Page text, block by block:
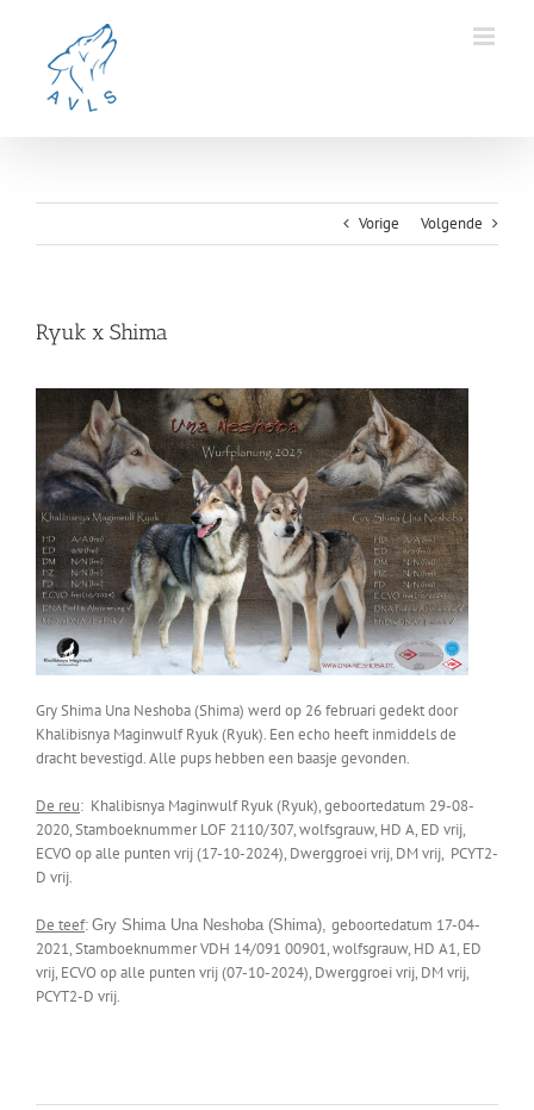
Vorige Volgende
Ryuk x Shima
Gry Shima Una Neshoba (Shima) werd op 26 februari gedekt door
Khalibisnya Maginwulf Ryuk (Ryuk). Een echo heeft inmiddels de
dracht bevestigd. Alle pups hebben een baasje gevonden.
De reu: Khalibisnya Maginwulf Ryuk (Ryuk),geboortedatum 29-08-
2020, Stamboeknummer LOF 2110/307, wolfsgrauw,HD A,ED vrij,
ECVO op alle punten vrij (17-10-2024), Dwerggroei vrij, DM vrij, PCYT2-
D vrij.
De teef: Gry Shima Una Neshoba (Shima), geboortedatum 17-04-
2021,StamboeknummerVDH 14/091 00901,wolfsgrauw,HD A1,ED
vrij,ECVO op alle punten vrij (07-10-2024),Dwerggroei vrij,DM vrij,
PCYT2-D vrij.